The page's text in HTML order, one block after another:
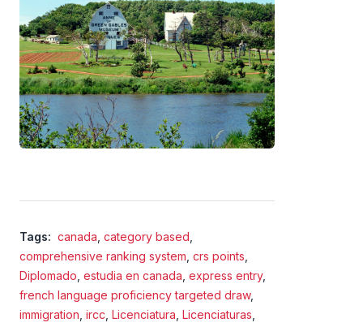
Tags: canada category based
comprehensive ranking system crs points
Diplomado estudia en canada express entry,
french language proficiency targeted draw,
immigration ircc Licenciatura Licenciaturas